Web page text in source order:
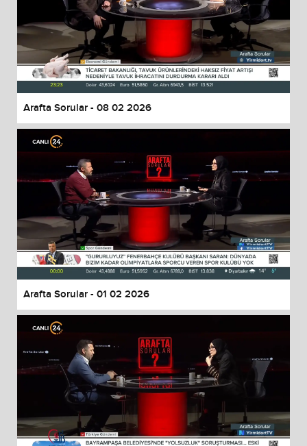
Arafta Sorular - 08 02 2026
Arafta Sorular - 01 02 2026